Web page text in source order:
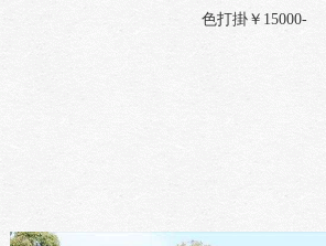
色打掛￥15000-